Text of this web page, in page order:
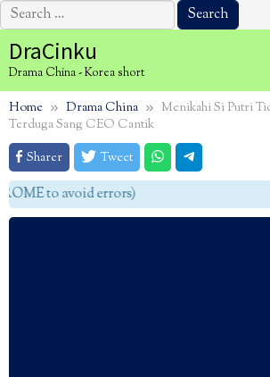
Search
for:
to
content
DraCinku
Drama China - Korea short
Home Drama China
Menikahi Si Putri
Terduga Sang CEO Cantik
Sharer
Tweet
to avoid errors)